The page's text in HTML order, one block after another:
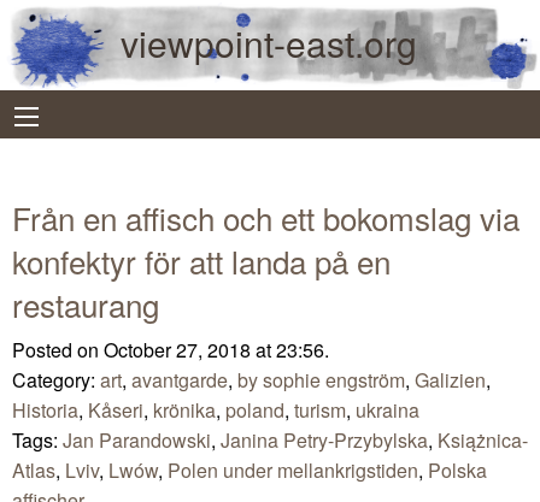
viewpoint-east.org
Från en affisch och ett bokomslag via
konfektyr för att landa på en
restaurang
Posted on October 27, 2018 at 23:56.
Category: art, avantgarde, by sophie engström, Galizien,
Historia, Kåseri, krönika, poland, turism, ukraina
Tags: Jan Parandowski, Janina Petry-Przybylska, Książnica-
Atlas, Lviv, Lwów, Polen under mellankrigstiden, Polska